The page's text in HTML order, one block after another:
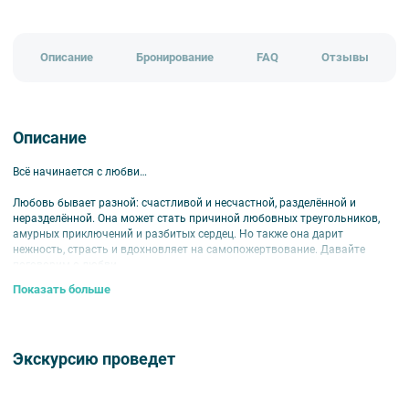
Описание Бронирование FAQ Отзывы
Описание
Всё начинается с любви…
Любовь бывает разной: счастливой и несчастной, разделённой и
неразделённой. Она может стать причиной любовных треугольников,
амурных приключений и разбитых сердец. Но также она дарит
нежность, страсть и вдохновляет на самопожертвование. Давайте
Наши герои:
Cергей Трубецкой и Лавиния Жадимировская — «любовь дороже
жизни».
Показать больше
Экскурсию проведет